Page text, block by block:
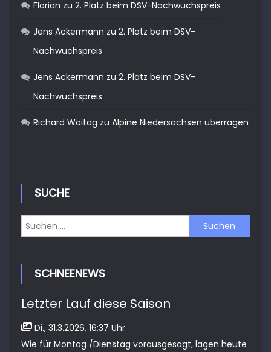
Florian zu2. Platz beim DSV-Nachwuchspreis
Jens Ackermann zu2. Platz beim DSV-
Nachwuchspreis
Jens Ackermann zu2. Platz beim DSV-
Nachwuchspreis
Richard Woitag zuAlpine Niedersachsen überragen
SUCHE
Suchen
nach:
SCHNEENEWS
Letzter Lauf diese Saison
Di., 31.3.2026, 16:37 Uhr
Wie für Montag /Dienstag vorausgesagt, lagen heute